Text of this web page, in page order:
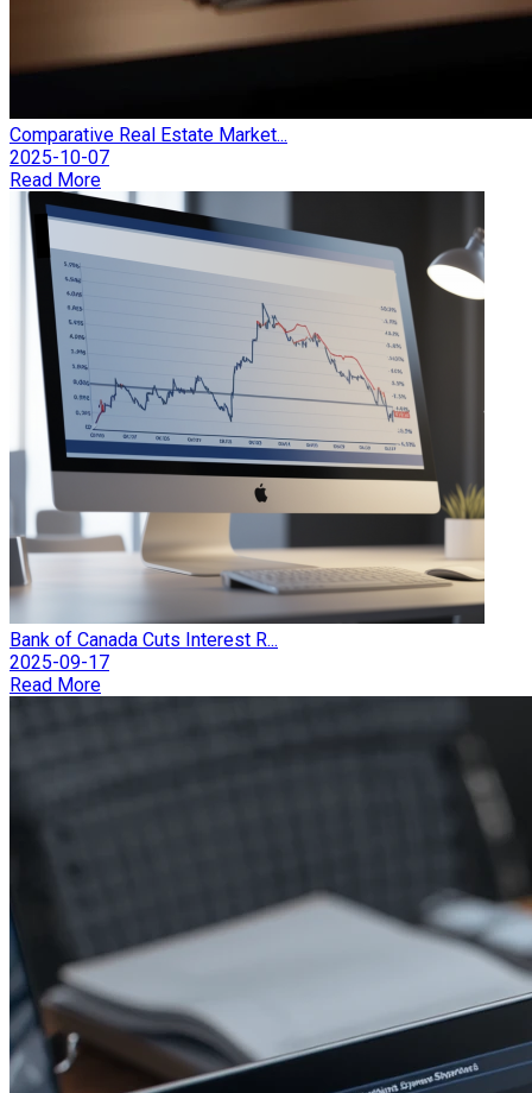
Comparative Real Estate Market...
2025-10-07
Read More
Bank of Canada Cuts Interest R...
2025-09-17
Read More